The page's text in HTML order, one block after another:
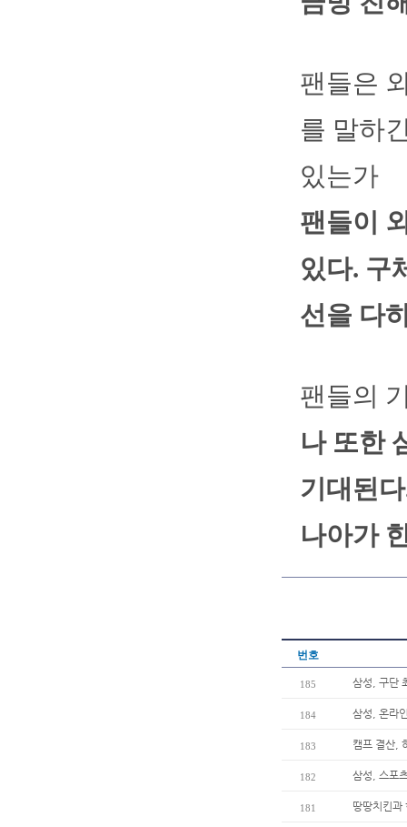
팬들은
를 말하
있는가
팬들이
있다. 구
선을 다
팬들의
나 또한
기대된
나아가
번호
185 삼성, 구단
184 삼성, 온라
183 캠프 결산,
182 삼성, 스포
181 땅땅치킨과